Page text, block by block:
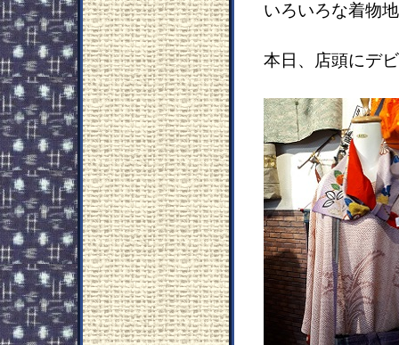
いろいろな着物
本日、店頭にデ